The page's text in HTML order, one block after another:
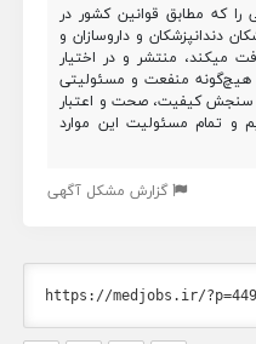
را که مطابق قوانین کشور در
دندانپزشکان و داروسازان و
میکند، منتشر و در اختیار
هیچ‌گونه منفعت و مسئولیتی
سنجش کیفیت، صحت و اعتبار
و تمام مسئولیت این موارد
گزارش مشکل آگهی